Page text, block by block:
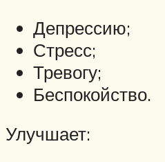
Депрессию;
Стресс;
Тревогу;
Беспокойство.
Улучшает: